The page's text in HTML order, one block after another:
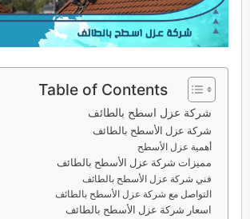
خدمات مكافحة الحشرات
خدمات نقل اثاث
Table of Contents
شركة عزل اسطح بالطائف
شركة عزل الأسطح بالطائف
أهمية عزل الأسطح
مميزات شركة عزل الأسطح بالطائف
فني شركة عزل الأسطح بالطائف
التواصل مع شركة عزل الأسطح بالطائف
اسعار شركة عزل الأسطح بالطائف